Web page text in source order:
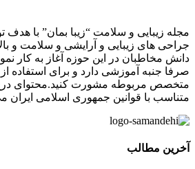
مجله زیبایی و سلامت “زیبا بمان” با هدف
جراحی های زیبایی و آرایشی و سلامت و
دانش مخاطبان در این حوزه آغاز به کار
صرفا جنبه آموزشی دارد و برای استفاده
متخصص مربوطه مشورت کنید.محتوای درج
متناسب با قوانین جمهوری اسلامی ایران
آخرین مطالب